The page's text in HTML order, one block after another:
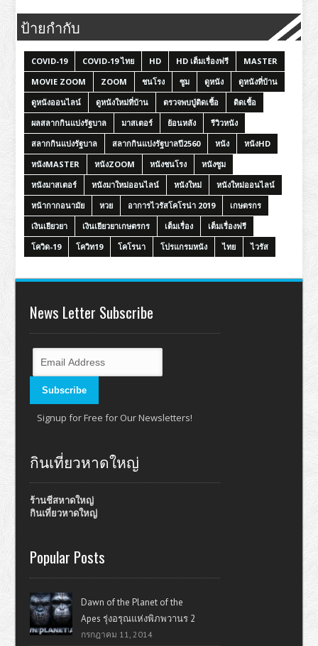
ป้ายกำกับ
COVID-19 COVID-19 ไทย HD HD เต็มเรื่องฟรี
MASTER
MOVIE ZOOM
ZOOM ชนโรง ซูม ดูหนัง
ดูหนังที่บ้าน
ดูหนังออนไลน์
ดูหนังใหม่ที่บ้าน ตรวจพบปู่ติดเชื้อ
ติดเชื้อ
ผลสลากกินแบ่งรัฐบาล
มาสเตอร์ ย้อนหลัง
รีวิวหนัง
สลากกินแบ่งรัฐบาล
สลากกินแบ่งรัฐบาลปี2560 หนัง
หนังHD
หนังMASTER
หนังZOOM หนังชนโรง
หนังซูม
หนังมาสเตอร์
หนังมาใหม่ออนไลน์ หนังใหม่
หนังใหม่ออนไลน์
หน้ากากอนามัย
หวย อาการไวรัสโคโรน่า 2019
เกษตรกร
เงินเยียวยา
เงินเยียวยาเกษตรกร เต็มเรื่อง
เต็มเรื่องฟรี
โควิด-19
โควิท19 โคโรนา โปรแกรมหนัง ไทย ไวรัส
News Letter Subscribe
Signup for Free for Our Newsletters!
กินเที่ยวหาดใหญ่
ร้านชีสหาดใหญ่
กินเที่ยวหาดใหญ่
Popular Posts
Dawn of the Planet of the
Apes รุ่งอรุณแห่งพิภพวานร 2
กรกฎาคม 11, 2014